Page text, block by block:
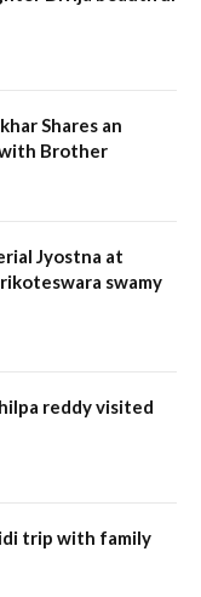
Shares an
Brother
Jyostna at
swamy
reddy visited
trip with family